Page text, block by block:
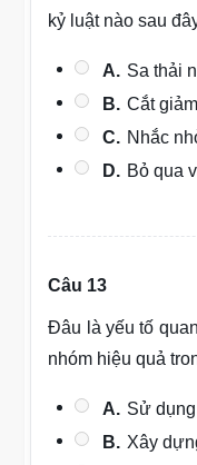
kỷ luật nào sau
A. Sa thải
B. Cắt
C. Nhắc
D. Bỏ qua
Câu 13
Đâu là yếu tố
nhóm hiệu quả
A. Sử
B. Xây